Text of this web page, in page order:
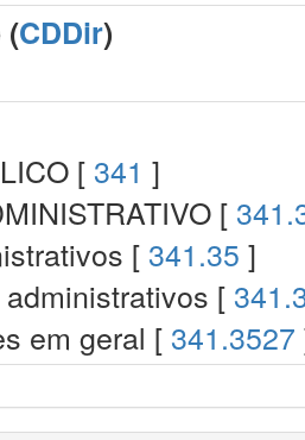
(CDDir)
[ 341 ]
[
[ 341.35 ]
[
em geral [ 341.3527